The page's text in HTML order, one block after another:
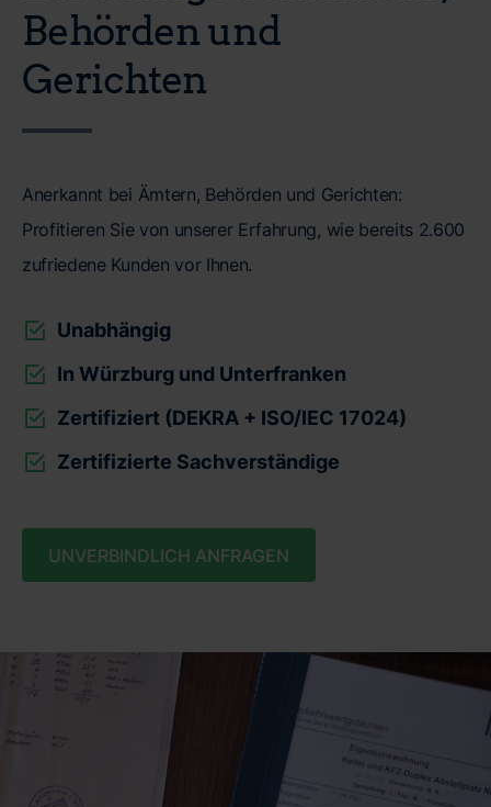
Behörden und
Gerichten
Anerkannt bei Ämtern, Behörden und Gerichten:
Profitieren Sie von unserer Erfahrung, wie bereits 2.600
zufriedene Kunden vor Ihnen.
Unabhängig
In Würzburg und Unterfranken
Zertifiziert (DEKRA + ISO/IEC 17024)
Zertifizierte Sachverständige
UNVERBINDLICH ANFRAGEN